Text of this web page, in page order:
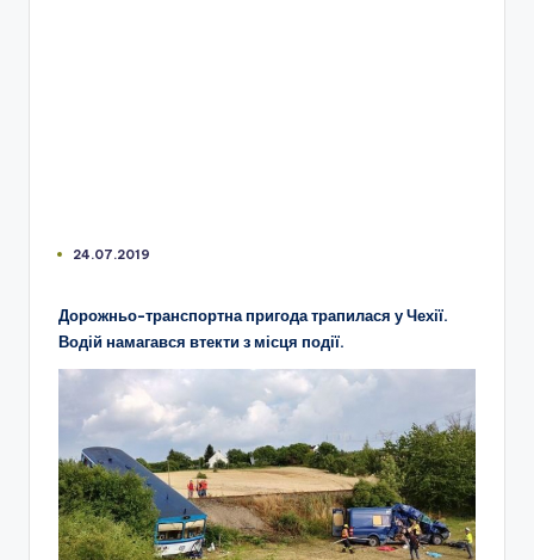
24.07.2019
Дорожньо-транспортна пригода трапилася у Чехії.
Водій намагався втекти з місця події.